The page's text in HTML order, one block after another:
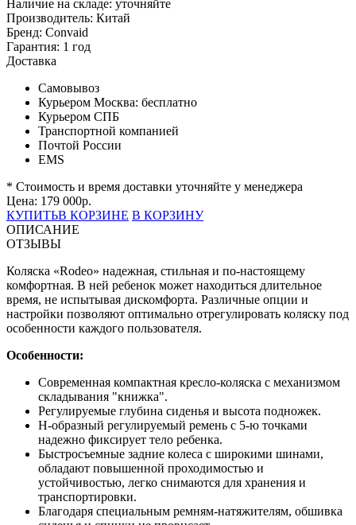
Наличие на складе: уточняйте
Производитель: Китай
Бренд: Convaid
Гарантия: 1 год
Доставка
Самовывоз
Курьером Москва: бесплатно
Курьером СПБ
Транспортной компанией
Почтой России
EMS
* Стоимость и время доставки уточняйте у менеджера
Цена: 179 000р.
КУПИТЬВ КОРЗИНЕ В КОРЗИНУ
ОПИСАНИЕ
ОТЗЫВЫ
Коляска «Rodeo» надежная, стильная и по-настоящему
комфортная. В ней ребенок может находиться длительное
время, не испытывая дискомфорта. Различные опции и
настройки позволяют оптимально отрегулировать коляску под
особенности каждого пользователя.
Особенности:
Современная компактная кресло-коляска с механизмом
складывания "книжка".
Регулируемые глубина сиденья и высота подножек.
Н-образный регулируемый ремень с 5-ю точками
надежно фиксирует тело ребенка.
Быстросъемные задние колеса с широкими шинами,
обладают повышенной проходимостью и
устойчивостью, легко снимаются для хранения и
транспортировки.
Благодаря специальным ремням-натяжителям, обшивка